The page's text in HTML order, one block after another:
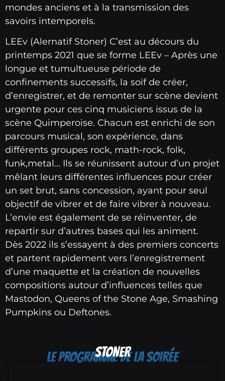
mondes anciens et à la transmission des
savoirs intemporels.
LEEv (Alernatif Stoner) C’est au décours du
printemps 2021 que se forme LEEv – Après une
longue et tumultueuse période de
confinements successifs, la soif de créer,
d’enregistrer, et de remonter sur scène devient
urgente pour ces cinq musiciens issus de la
scène Quimperoise. Chacun est enrichi de son
parcours musical, son expérience, dans
différents groupes rock, math-rock, folk,
funk,metal… Ils se réunissent autour d’un projet
mêlant leurs différentes influences pour créer
un set brut, sans concession, ayant pour seul
objectif de vibrer et de faire vibrer à nouveau.
L’envie est également de se réinventer, de
repartir sur d’autres bases qui les animent.
Dès 2022 ils s’essayent à des premiers concerts
et partent rapidement vers l’enregistrement
d’une maquette et la création de nouvelles
compositions autour d’influences telles que
Mastodon, Queens of the Stone Age, Smashing
Pumpkins ou Deftones.
LE PROGRAMME DE LA SOIRÉE
STONER